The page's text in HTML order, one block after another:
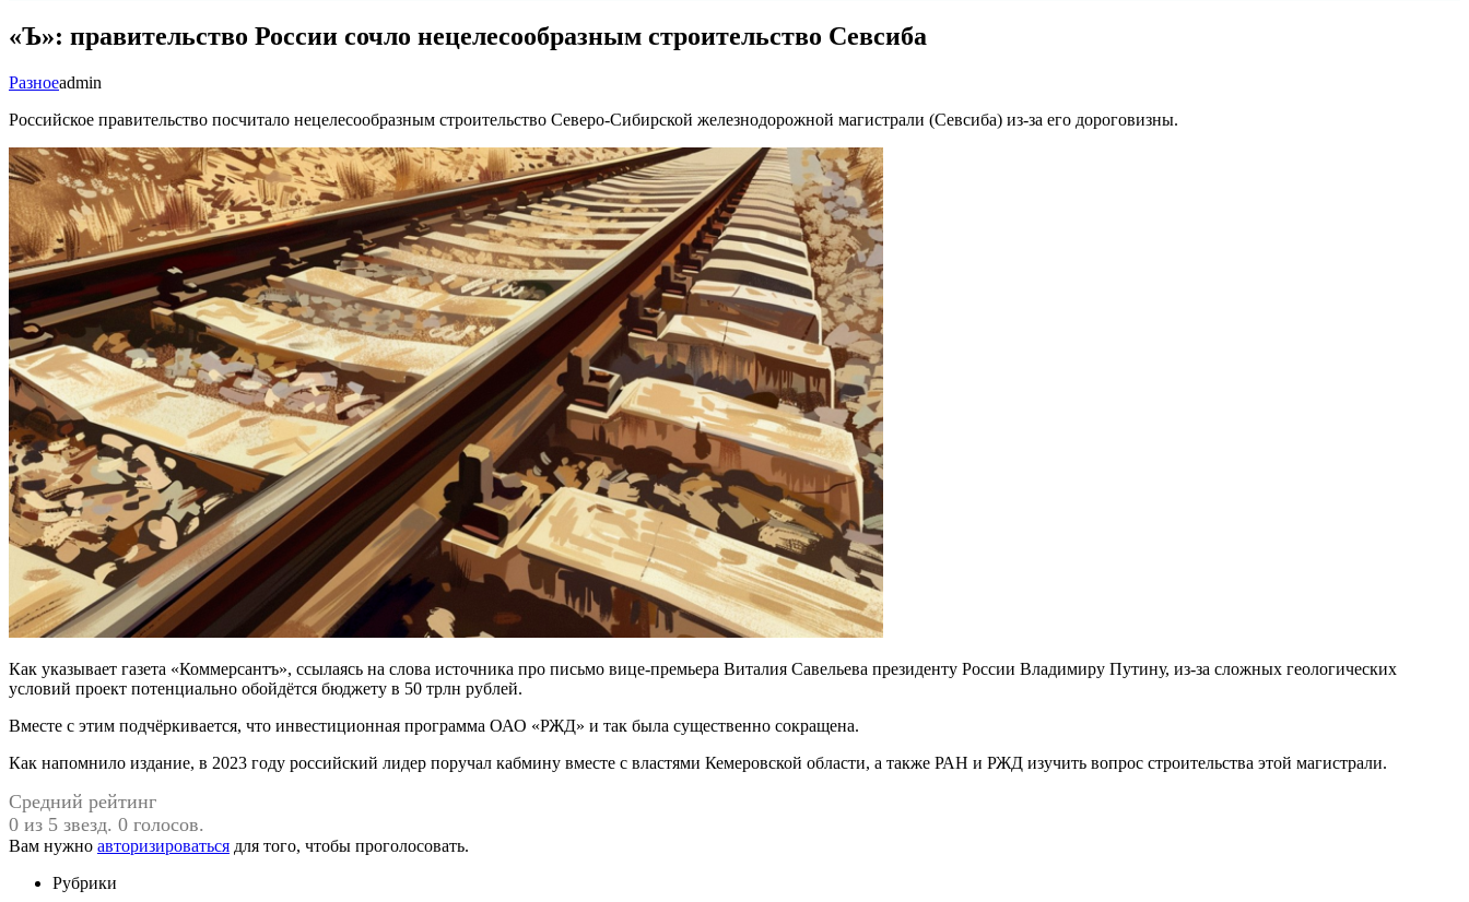
«Ъ»: правительство России сочло нецелесообразным строительство Севсиба
Разноеadmin
Российское правительство посчитало нецелесообразным строительство Северо-Сибирской железнодорожной магистрали (Севсиба) из-за его дороговизны.
Как указывает газета «Коммерсантъ», ссылаясь на слова источника про письмо вице-премьера Виталия Савельева президенту России Владимиру Путину, из-за сложных геологических
условий проект потенциально обойдётся бюджету в 50 трлн рублей.
Вместе с этим подчёркивается, что инвестиционная программа ОАО «РЖД» и так была существенно сокращена.
Как напомнило издание, в 2023 году российский лидер поручал кабмину вместе с властями Кемеровской области, а также РАН и РЖД изучить вопрос строительства этой магистрали.
Средний рейтинг
0 из 5 звезд. 0 голосов.
Вам нужно авторизироваться для того, чтобы проголосовать.
Рубрики